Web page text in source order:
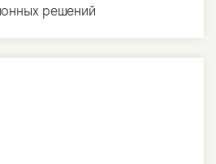
решений